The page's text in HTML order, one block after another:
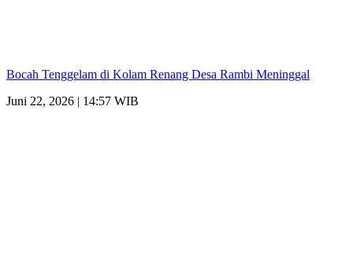
Bocah Tenggelam di Kolam Renang Desa Rambi Meninggal
Juni 22, 2026 | 14:57 WIB